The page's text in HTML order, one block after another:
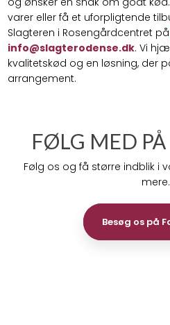
varer eller få et uforpligtende
Slagteren i Rosengårdcentret på
info@slagterodense.dk. Vi
kvalitetskød og en løsning, der
arrangement.
FØLG MED
Følg os og få større indblik i
mere.
Besøg os på